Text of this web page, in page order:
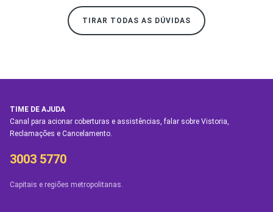
passos.
Clique aquipra saber todos os detalhes.
TIRAR TODAS AS DÚVIDAS
TIME DE AJUDA
Canal para acionar coberturas e assistências, falar sobre Vistoria,
Reclamações e Cancelamento.
3003 5770
Capitais e regiões metropolitanas.